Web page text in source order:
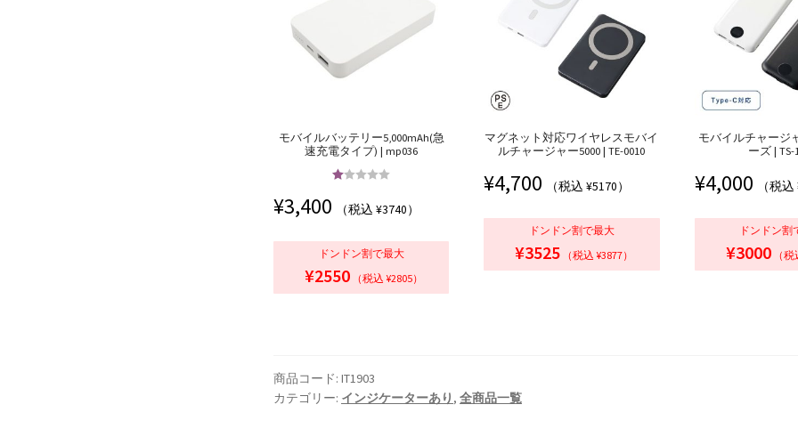
モバイルバッテリー5,000mAh(急
速充電タイプ) | mp036
の評価
¥3,400 （税込 ¥3740）
ドンドン割で最大
¥2550 （税込 ¥2805）
マグネット対応ワイヤレスモバイ
ルチャージャー5000 | TE-0010
¥4,700 （税込 ¥5170）
ドンドン割で最大
¥3525 （税込 ¥3877）
モバイルチャージ
ーズ | TS-
¥4,000 （税
ドンドン割
¥3000 （
商品コード: IT1903
カテゴリー: インジケーターあり , 全商品一覧